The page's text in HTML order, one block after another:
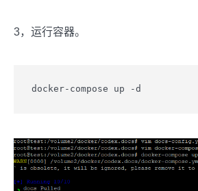
3，运行容器。
docker-compose up -d